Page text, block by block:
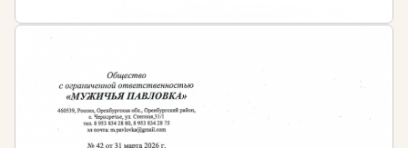
образование в сфере
Периодичность обучения
После окончания курса обучающийся получает